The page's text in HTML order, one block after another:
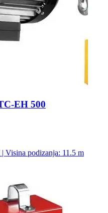
EH 500
Visina podizanja: 11.5 m